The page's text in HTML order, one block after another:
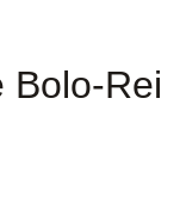
Bolo-Rei